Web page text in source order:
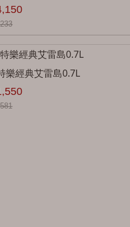
樂經典艾雷島0.7L